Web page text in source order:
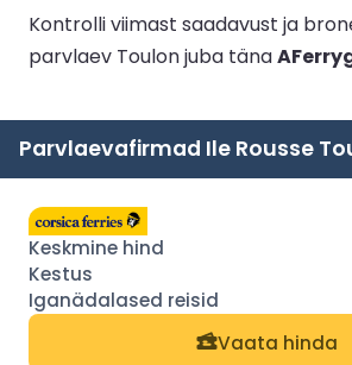
Kontrolli viimast saadavust ja
parvlaev Toulon juba täna
Parvlaevafirmad Ile Rousse
Vaata hinda